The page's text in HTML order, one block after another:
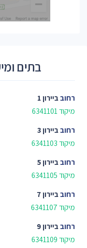
בתים
רחובביירון 1
מיקוד 6341101
רחובביירון 3
מיקוד 6341103
רחובביירון 5
מיקוד 6341105
רחובביירון 7
מיקוד 6341107
רחובביירון 9
מיקוד 6341109